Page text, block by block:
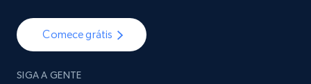
Comece grátis
SIGA A GENTE